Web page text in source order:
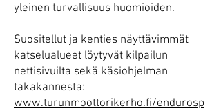
yleinen turvallisuus huomioiden.
Suositellut ja kenties näyttävimmät
katselualueet löytyvät kilpailun
nettisivuilta sekä käsiohjelman
takakannesta:
www.turunmoottorikerho.fi/endurosp